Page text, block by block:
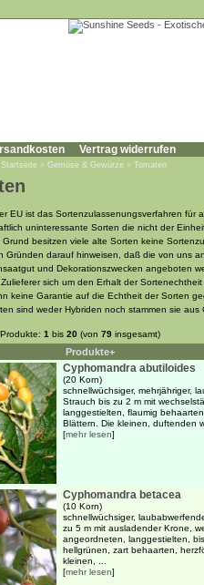
Vertrag widerrufen
Startseite » Gemüse & Gewürze » Tomaten
EU ist das Sortenzulassenungsverfahren für
uninteressante Sorten die nicht der
Grund besitzen viele alte Sorten keine
Gründen darauf hinweisen, daß die von uns
und Dekorationszwecken angeboten
sich um den Erhalt der
keine Garantie auf die Echtheit der Sorten
sind weder Hybriden noch stammen sie aus
1 bis 20 (von 79 insgesamt)
Produkte+
Cyphomandra abutiloides
(20 Korn)
schnellwüchsiger, mehrjähriger,
Strauch bis zu 2 m mit
langgestielten, flaumig
Blättern. Die kleinen, duftenden
[mehr lesen]
Cyphomandra betacea
(10 Korn)
schnellwüchsiger,
zu 5 m mit ausladender Krone,
angeordneten, langgestielten,
hellgrünen, zart behaarten,
kleinen, ...
[mehr lesen]